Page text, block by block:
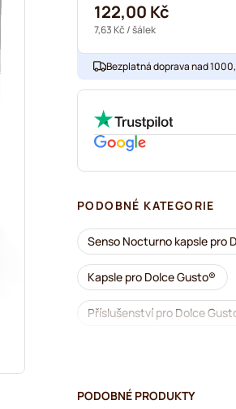
122,00 Kč
7,63 Kč / šálek
Bezplatná doprava nad
PODOBNÉ KATEGORIE
Senso Nocturno kapsle pro
Kapsle pro Dolce Gusto®
Příslušenství pro Dolce
PODOBNÉ PRODUKTY